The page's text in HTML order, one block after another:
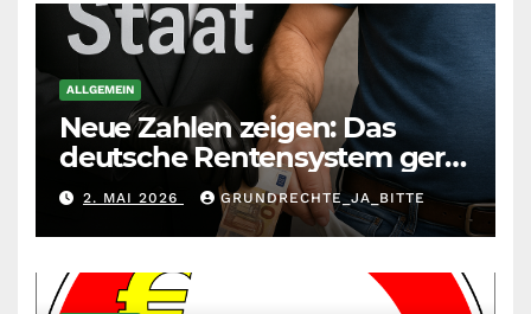
ALLGEMEIN
Neue Zahlen zeigen: Das
deutsche Rentensystem gerät
durch die
Massenzuwanderung
zunehmend unter die Räder.
2. MAI 2026 GRUNDRECHTE_JA_BITTE